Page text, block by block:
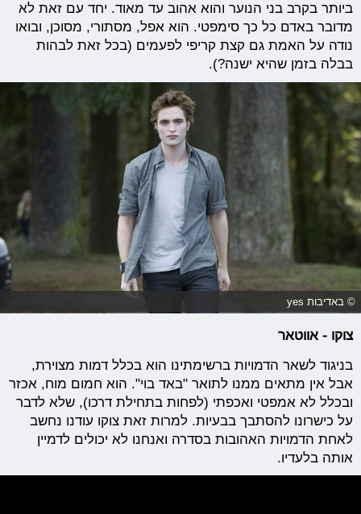
ביותר בקרב בני הנוער והוא אהוב עד מאוד. יחד עם זאת לא
מדובר באדם כל כך סימפטי. הוא אפל, מסתורי, מסוכן, ובואו
נודה על האמת גם קצת קריפי לפעמים (בכל זאת לבהות
בבלה בזמן שהיא ישנה?).
© באדיבות yes
צוקו - אווטאר
בניגוד לשאר הדמויות ברשימתינו הוא בכלל דמות מצוירת,
אבל אין מתאים ממנו לתואר "באד בוי". הוא חמום מוח, אכזר
ובכלל לא אמפטי ואכפתי (לפחות בתחילת דרכו), שלא לדבר
על כישרונו להסתבך בבעיות. למרות זאת צוקו עודנו נחשב
לאחת הדמויות האהובות בסדרה ואנחנו לא יכולים לדמיין
אותה בלעדיו.